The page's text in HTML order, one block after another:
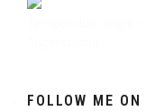
FOLLOW ME